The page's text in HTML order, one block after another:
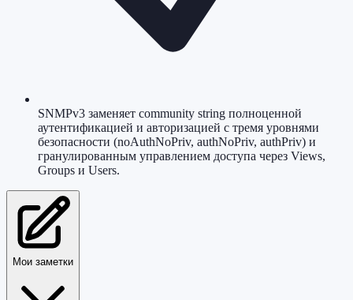
SNMPv3 заменяет community string полноценной
аутентификацией и авторизацией с тремя уровнями
безопасности (noAuthNoPriv, authNoPriv, authPriv) и
гранулированным управлением доступа через Views,
Groups и Users.
Мои заметки